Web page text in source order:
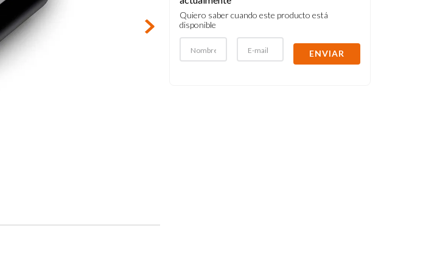
Quiero saber cuando este producto está
disponible
ENVIAR